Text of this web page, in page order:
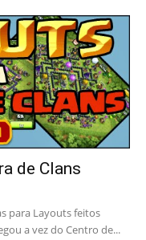
de Clans
para Layouts feitos
a vez do Centro de...